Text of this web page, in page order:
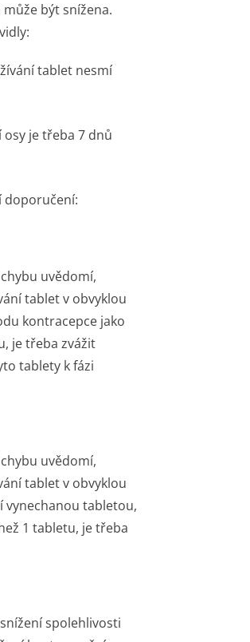
být snížena.
tablet nesmí
je třeba 7 dnů
doporučení:
uvědomí,
tablet v obvyklou
kontracepce jako
je třeba zvážit
tablety k fázi
uvědomí,
tablet v obvyklou
vynechanou tabletou,
1 tabletu, je třeba
spolehlivosti